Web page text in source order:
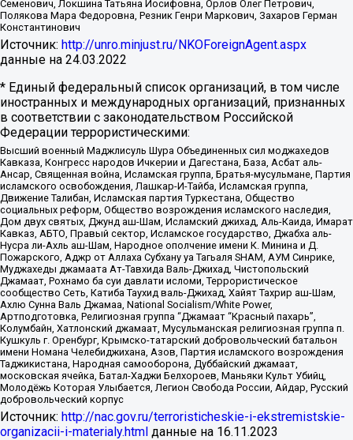
Семенович, Локшина Татьяна Иосифовна, Орлов Олег Петрович,
Полякова Мара Федоровна, Резник Генри Маркович, Захаров Герман
Константинович
Источник: http://unro.minjust.ru/NKOForeignAgent.aspx
данные на 24.03.2022
* Единый федеральный список организаций, в том числе
иностранных и международных организаций, признанных
в соответствии с законодательством Российской
Федерации террористическими:
Высший военный Маджлисуль Шура Объединенных сил моджахедов
Кавказа, Конгресс народов Ичкерии и Дагестана, База, Асбат аль-
Ансар, Священная война, Исламская группа, Братья-мусульмане, Партия
исламского освобождения, Лашкар-И-Тайба, Исламская группа,
Движение Талибан, Исламская партия Туркестана, Общество
социальных реформ, Общество возрождения исламского наследия,
Дом двух святых, Джунд аш-Шам, Исламский джихад, Аль-Каида, Имарат
Кавказ, АБТО, Правый сектор, Исламское государство, Джабха аль-
Нусра ли-Ахль аш-Шам, Народное ополчение имени К. Минина и Д.
Пожарского, Аджр от Аллаха Субхану уа Тагьаля SHAM, АУМ Синрике,
Муджахеды джамаата Ат-Тавхида Валь-Джихад, Чистопольский
Джамаат, Рохнамо ба суи давлати исломи, Террористическое
сообщество Сеть, Катиба Таухид валь-Джихад, Хайят Тахрир аш-Шам,
Ахлю Сунна Валь Джамаа, National Socialism/White Power,
Артподготовка, Религиозная группа “Джамаат “Красный пахарь”,
Колумбайн, Хатлонский джамаат, Мусульманская религиозная группа п.
Кушкуль г. Оренбург, Крымско-татарский добровольческий батальон
имени Номана Челебиджихана, Азов, Партия исламского возрождения
Таджикистана, Народная самооборона, Дуббайский джамаат,
московская ячейка, Батал-Хаджи Белхороев, Маньяки Культ Убийц,
Молодёжь Которая Улыбается, Легион Свобода России, Айдар, Русский
добровольческий корпус
Источник: http://nac.gov.ru/terroristicheskie-i-ekstremistskie-
organizacii-i-materialy.html данные на 16.11.2023